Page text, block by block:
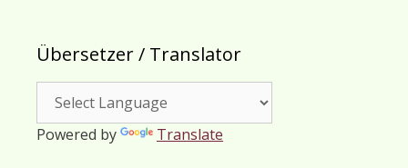
Übersetzer / Translator
Powered by Translate